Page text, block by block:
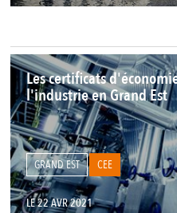
Les certificats
l'industrie en Grand Est
GRAND EST CEE
LE 22 AVR 2021